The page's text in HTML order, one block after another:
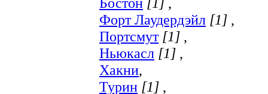
Форт Лаудердэйл [1] ,
Портсмут [1] ,
Ньюкасл [1] ,
Хакни,
Турин [1] ,